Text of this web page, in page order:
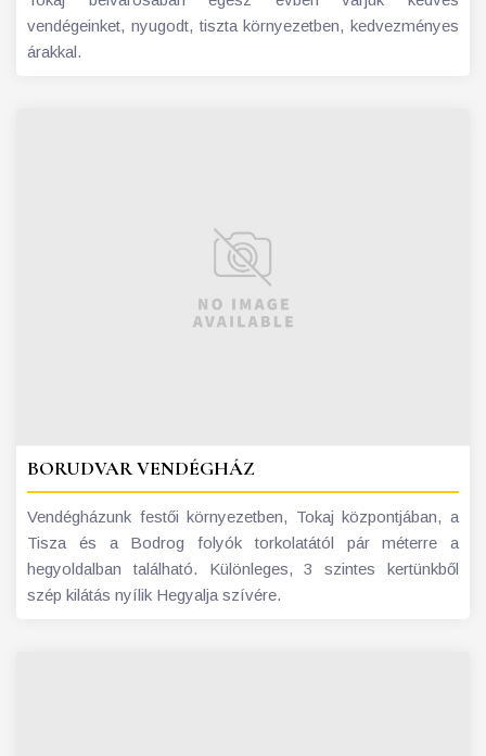
vendégeinket, nyugodt, tiszta környezetben, kedvezményes
árakkal.
BORUDVAR VENDÉGHÁZ
Vendégházunk festői környezetben, Tokaj központjában, a
Tisza és a Bodrog folyók torkolatától pár méterre a
hegyoldalban található. Különleges, 3 szintes kertünkből
szép kilátás nyílik Hegyalja szívére.